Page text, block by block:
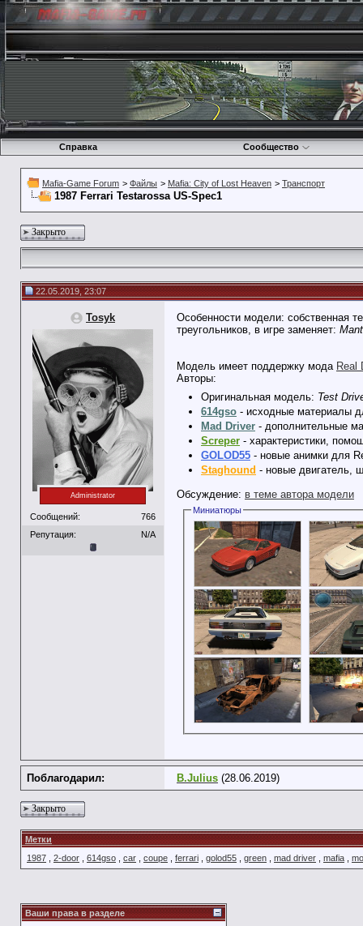
Справка Сообщество
Mafia-Game Forum > Файлы > Mafia: City of Lost Heaven > Транспорт
1987 Ferrari Testarossa US-Spec1
Закрыто
22.05.2019, 23:07
Tosyk
Administrator
Сообщений:
766
Репутация:
N/A
Особенности модели: собственная
треугольников, в игре заменяет:
Модель имеет поддержку мода Real
Авторы:
Оригинальная модель: Test
614gso - исходные материалы
Mad Driver - дополнительные
Screper - характеристики,
GOLOD55 - новые анимки для
Staghound - новые двигатель,
Обсуждение: в теме автора модели
Миниатюры
Поблагодарил: B.Julius (28.06.2019)
Закрыто
Метки
1987
2-door 614gso car coupe ferrari golod55 green mad driver mafia
Ваши права в разделе